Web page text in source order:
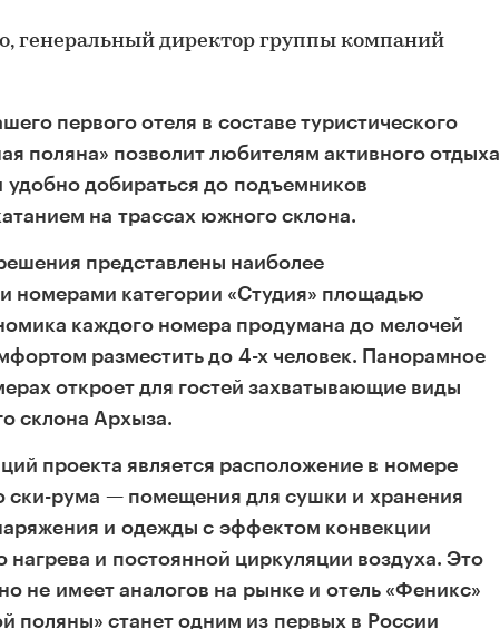
генеральный директор группы компаний
первого отеля в составе туристического
поляна» позволит любителям активного отдыха
добираться до подъемников
на трассах южного склона.
представлены наиболее
номерами категории «Студия» площадью
каждого номера продумана до мелочей
разместить до 4-х человек. Панорамное
откроет для гостей захватывающие виды
склона Архыза.
проекта является расположение в номере
ски-рума — помещения для сушки и хранения
и одежды с эффектом конвекции
нагрева и постоянной циркуляции воздуха. Это
не имеет аналогов на рынке и отель «Феникс»
поляны» станет одним из первых в России